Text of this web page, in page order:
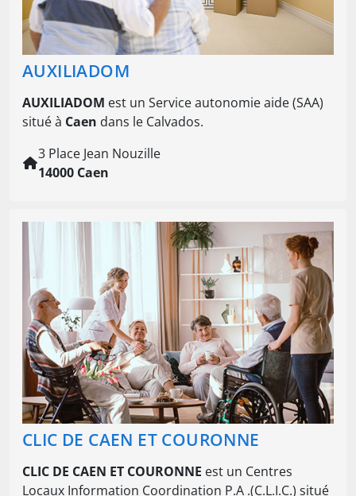
AUXILIADOM
AUXILIADOM est un Service autonomie aide (SAA)
situé à Caen dans le Calvados.
3 Place Jean Nouzille
14000 Caen
CLIC DE CAEN ET COURONNE
CLIC DE CAEN ET COURONNE est un Centres
Locaux Information Coordination P.A .(C.L.I.C.) situé